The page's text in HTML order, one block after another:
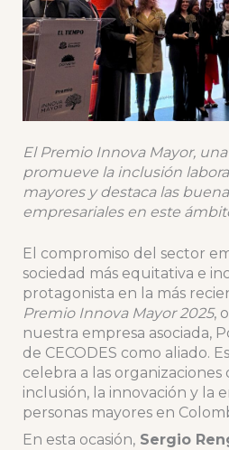
El Premio Innova Mayor,
promueve la inclusión
mayores y destaca las
empresariales en este
El compromiso del sector
sociedad más equitativa e
protagonista en la más
Premio Innova Mayor 2025,
nuestra empresa asociada,
de CECODES como aliado.
celebra a las
inclusión, la innovación y la
personas mayores en
En esta ocasión,Sergio